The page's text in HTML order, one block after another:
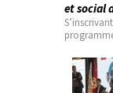
et social